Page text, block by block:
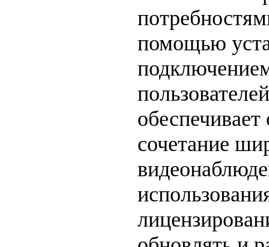
помощью
сочетание